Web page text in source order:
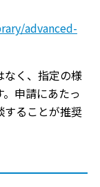
advanced-
なく、指定の様
申請にあたっ
することが推奨